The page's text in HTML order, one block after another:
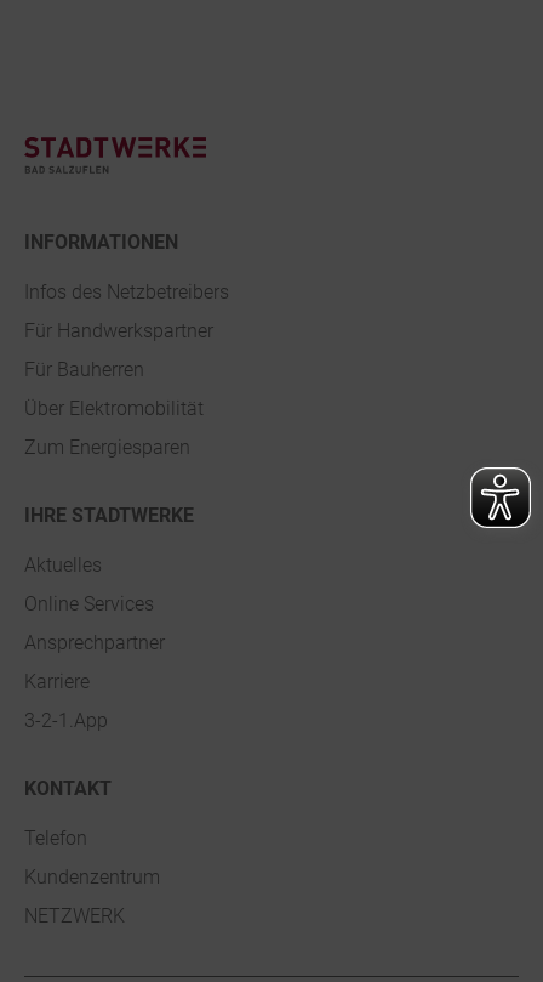
INFORMATIONEN
Infos des Netzbetreibers
Für Handwerkspartner
Für Bauherren
Über Elektromobilität
Zum Energiesparen
IHRE STADTWERKE
Aktuelles
Online Services
Ansprechpartner
Karriere
3-2-1.App
KONTAKT
Telefon
Kundenzentrum
NETZWERK